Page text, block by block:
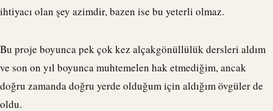
ihtiyacı olan şey azimdir, bazen ise bu yeterli olmaz.
Bu proje boyunca pek çok kez alçakgönüllülük dersleri aldım
ve son on yıl boyunca muhtemelen hak etmediğim, ancak
doğru zamanda doğru yerde olduğum için aldığım övgüler de
oldu.